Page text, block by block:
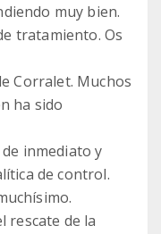
muy bien.
tratamiento. Os
Corralet. Muchos
ha sido
inmediato y
de control.
rescate de la